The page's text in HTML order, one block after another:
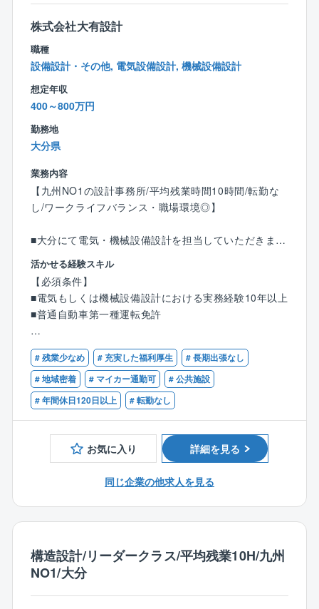
をはじめ、ストレスのない環境、家族を大事にする等
の考えが根付いています。（パワハラやセクハラの徹
底排除、充実した福利厚生による人間関係の円滑化、
無駄な業務による残業など）
〇ワークライフバランス充実〇
■休日は年間122日となっており、完全週休2日制（土
日祝）を導入するなどの他にも育児休業や、有給積極
取得にも力を入れています。育児休業の取得状況は10
立できる働きやすい環境を目指しています。
株式会社大有設計
職種
設備設計・その他, 電気設備設計, 機械設備設計
想定年収
400～800万円
勤務地
大分県
業務内容
【九州NO1の設計事務所/平均残業時間10時間/転勤な
し/ワークライフバランス・職場環境◎】
■大分にて電気・機械設備設計を担当していただきま
す。
（大分本社および各支店で受注した案件の両方を担当
します。）
【具体的には】
〇電気設備
企画設計/基本設計/実施設計/仕様書・予算書等作成/施
工管理
〇機械設備
企画設計/基本設計/実施設計/仕様書・予算書等作成/施
工管理
■お取引は国・地方自治体から民間の法人様と幅広くい
の教育施設、商業施設や共同住宅まで多岐にわたりま
〇日本一ストレスがない会社造りを目指す企業！
■代表者自身が社員として勤務していた際に嫌だったこ
とは同社社員には経験させたくない、自身が働きたく
なるような会社にしたいという思いが代表者の根底に
活かせる経験スキル
【必須条件】
■電気もしくは機械設備設計における実務経験10年以上
■普通自動車第一種運転免許
【歓迎条件】
■部下指導育成、チームリーダー
■建築設備士
■設備設計一級建築士
■1級電気工事施工管理技士もしくは1級管工事施工管理
# 残業少なめ # 充実した福利厚生
# 長期出張なし
# 地域密着
# マイカー通勤可
# 公共施設
# 年間休日120日以上
# 転勤なし
お気に入り 詳細を見る
同じ企業の他求人を見る
構造設計/リーダークラス/平均残業10H/九州
NO1/大分